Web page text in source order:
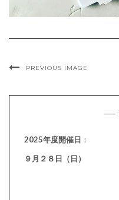
PREVIOUS IMAGE
2025年度開催日 ：
９月２８日（日）